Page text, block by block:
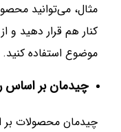
مثال، می‌توانید
کنار هم قرار دهید و
موضوع استفاده کنید.
چیدمان بر اساس
چیدمان محصولات